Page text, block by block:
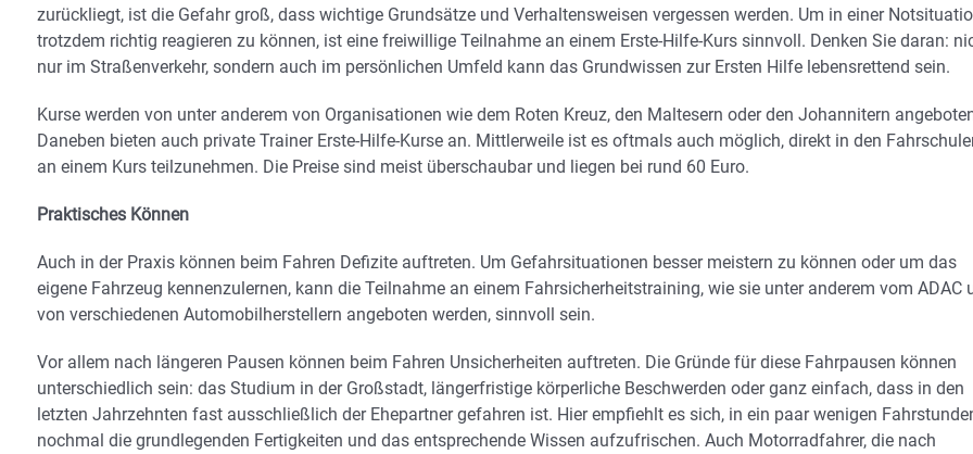
zurückliegt, ist die Gefahr groß, dass wichtige Grundsätze und Verhaltensweisen vergessen werden. Um in einer
trotzdem richtig reagieren zu können, ist eine freiwillige Teilnahme an einem Erste-Hilfe-Kurs sinnvoll. Denken Sie daran:
nur im Straßenverkehr, sondern auch im persönlichen Umfeld kann das Grundwissen zur Ersten Hilfe lebensrettend sein.
Kurse werden von unter anderem von Organisationen wie dem Roten Kreuz, den Maltesern oder den Johannitern
Daneben bieten auch private Trainer Erste-Hilfe-Kurse an. Mittlerweile ist es oftmals auch möglich, direkt in den
an einem Kurs teilzunehmen. Die Preise sind meist überschaubar und liegen bei rund 60 Euro.
Praktisches Können
Auch in der Praxis können beim Fahren Defizite auftreten. Um Gefahrsituationen besser meistern zu können oder um das
eigene Fahrzeug kennenzulernen, kann die Teilnahme an einem Fahrsicherheitstraining, wie sie unter anderem vom ADAC
von verschiedenen Automobilherstellern angeboten werden, sinnvoll sein.
Vor allem nach längeren Pausen können beim Fahren Unsicherheiten auftreten. Die Gründe für diese Fahrpausen können
unterschiedlich sein: das Studium in der Großstadt, längerfristige körperliche Beschwerden oder ganz einfach, dass in den
letzten Jahrzehnten fast ausschließlich der Ehepartner gefahren ist. Hier empfiehlt es sich, in ein paar wenigen
nochmal die grundlegenden Fertigkeiten und das entsprechende Wissen aufzufrischen. Auch Motorradfahrer, die nach